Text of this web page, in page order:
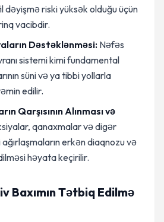
dəyişmə riski yüksək olduğu üçün
vacibdir.
Dəstəklənməsi: Nəfəs
sistemi kimi fundamental
süni və ya tibbi yollarla
edilir.
Qarşısının Alınması və
qanaxmalar və digər
erkən diaqnozu və
həyata keçirilir.
Baxımın Tətbiq Edilmə